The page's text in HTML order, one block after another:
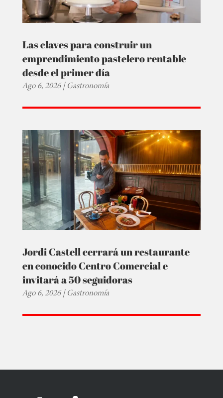
Las claves para construir un
emprendimiento pastelero rentable
desde el primer día
Ago 6, 2026|Gastronomía
Jordi Castell cerrará un restaurante
en conocido Centro Comercial e
invitará a 50 seguidoras
Ago 6, 2026|Gastronomía